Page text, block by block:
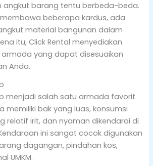
angkut barang tentu berbeda-beda.
beberapa kardus, ada
material bangunan dalam
itu, Click Rental menyediakan
yang dapat disesuaikan
Anda.
menjadi salah satu armada favorit
memiliki bak yang luas, konsumsi
relatif irit, dan nyaman dikendarai di
ini sangat cocok digunakan
dagangan, pindahan kos,
UMKM.